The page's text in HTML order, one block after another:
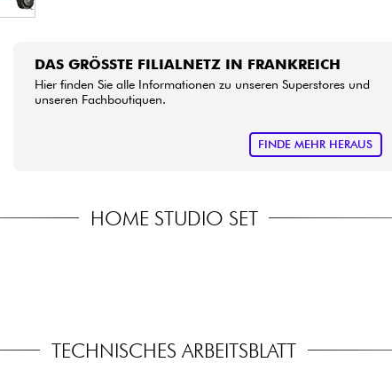
DAS GRÖSSTE FILIALNETZ IN FRANKREICH
Hier finden Sie alle Informationen zu unseren Superstores und
unseren Fachboutiquen.
FINDE MEHR HERAUS
HOME STUDIO SET
TECHNISCHES ARBEITSBLATT